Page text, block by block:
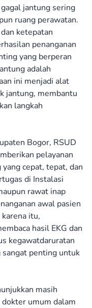
jantung sering
ruang perawatan.
ketepatan
penanganan
yang berperan
adalah
ini menjadi alat
jantung, membantu
langkah
Bogor, RSUD
pelayanan
cepat, tepat, dan
di Instalasi
rawat inap
awal pasien
itu,
hasil EKG dan
kegawatdaruratan
penting untuk
masih
umum dalam